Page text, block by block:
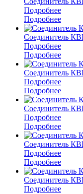
Подробнее
Подробнее
Соединитель
Подробнее
Подробнее
Соединитель
Подробнее
Подробнее
Соединитель
Подробнее
Подробнее
Соединитель
Подробнее
Подробнее
Соединитель
Подробнее